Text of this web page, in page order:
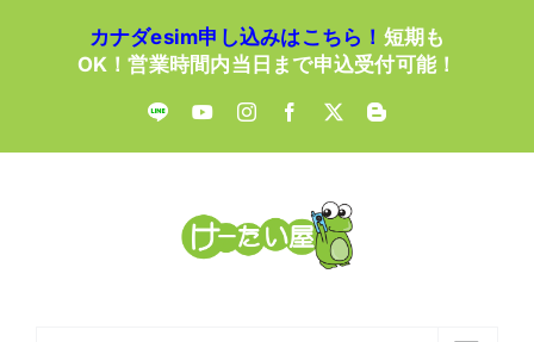
カナダesim申し込みはこちら！ 短期も
OK！営業時間内当日まで申込受付可能！
LINE YouTubeInstagramFacebook
X Blogger